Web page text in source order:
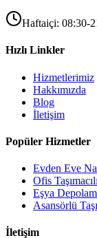
Haftaiçi: 08:30-
Hızlı Linkler
Hizmetlerimiz
Hakkımızda
Blog
İletişim
Popüler Hizmetler
Evden Eve
Ofis
Eşya
Asansörlü
İletişim